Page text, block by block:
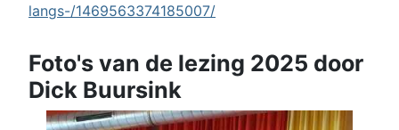
langs-/1469563374185007/
Foto's van de lezing 2025 door
Dick Buursink